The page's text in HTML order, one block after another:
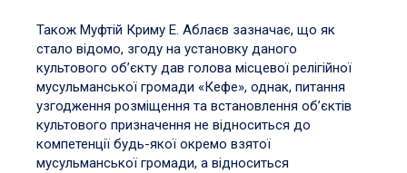
Також Муфтій Криму Е. Аблаєв зазначає, що як
стало відомо, згоду на установку даного
культового об’єкту дав голова місцевої релігійної
мусульманської громади «Кефе», однак, питання
узгодження розміщення та встановлення об’єктів
культового призначення не відноситься до
компетенції будь-якої окремо взятої
мусульманської громади, а відноситься